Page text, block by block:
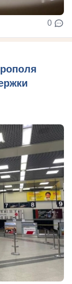
0